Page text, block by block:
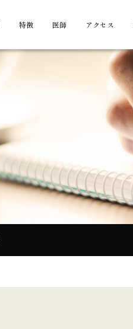
特徴 医師 アクセス